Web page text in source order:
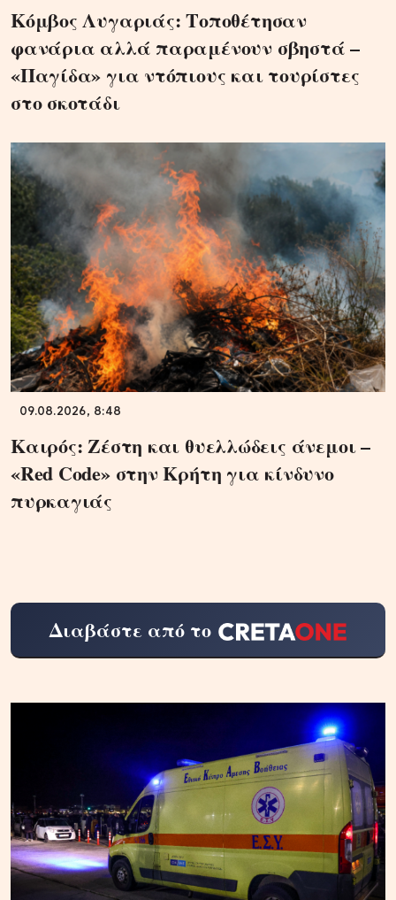
Κόμβος Λυγαριάς: Τοποθέτησαν
φανάρια αλλά παραμένουν σβηστά –
«Παγίδα» για ντόπιους και τουρίστες
στο σκοτάδι
09.08.2026, 8:48
Καιρός: Ζέστη και θυελλώδεις άνεμοι –
«Red Code» στην Κρήτη για κίνδυνο
πυρκαγιάς
Διαβάστε από το